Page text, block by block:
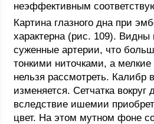
неэффективным
Картина глазного дна при
характерна (рис. 109). Видны
суженные артерии, что
тонкими ниточками, а
нельзя рассмотреть. Калибр
изменяется. Сетчатка вокруг
вследствие ишемии
цвет. На этом мутном фоне